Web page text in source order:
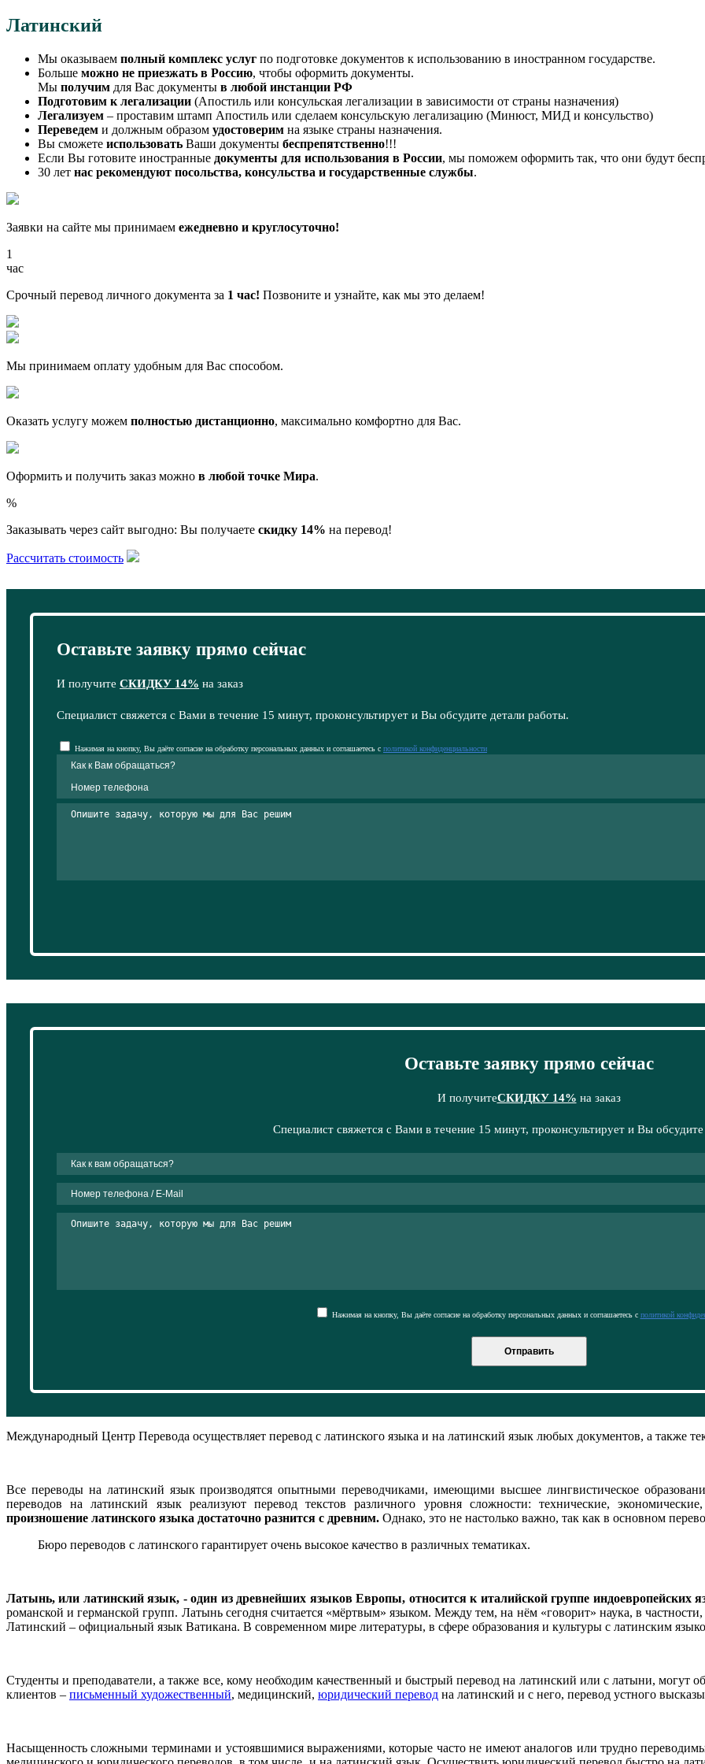
Латинский
Мы оказываем полный комплекс услуг по подготовке документов к использованию в иностранном государстве.
Больше можно не приезжать в Россию, чтобы оформить документы.
Мы получим для Вас документы в любой инстанции РФ
Подготовим к легализации (Апостиль или консульская легализации в зависимости от страны назначения)
Легализуем – проставим штамп Апостиль или сделаем консульскую легализацию (Минюст, МИД и консульство)
Переведем и должным образом удостоверим на языке страны назначения.
Вы сможете использовать Ваши документы беспрепятственно!!!
Если Вы готовите иностранные документы для использования в России, мы поможем оформить так, что они будут
30 лет нас рекомендуют посольства, консульства и государственные службы.
Заявки на сайте мы принимаем ежедневно и круглосуточно!
1
час
Срочный перевод личного документа за 1 час! Позвоните и узнайте, как мы это делаем!
Мы принимаем оплату удобным для Вас способом.
Оказать услугу можем полностью дистанционно, максимально комфортно для Вас.
Оформить и получить заказ можно в любой точке Мира.
%
Заказывать через сайт выгодно: Вы получаете скидку 14% на перевод!
Рассчитать стоимость
Оставьте заявку прямо сейчас
И получите СКИДКУ 14% на заказ
Специалист свяжется с Вами в течение 15 минут, проконсультирует и Вы обсудите детали работы.
Нажимая на кнопку, Вы даёте согласие на обработку персональных данных и соглашаетесь с политикой конфиденциальности
Оставьте заявку прямо сейчас
И получитеСКИДКУ 14% на заказ
Специалист свяжется с Вами в течение 15 минут, проконсультирует и Вы
Нажимая на кнопку, Вы даёте согласие на обработку персональных данных и соглашаетесь с политикой
Отправить
Международный Центр Перевода осуществляет перевод с латинского языка и на латинский язык любых документов, а также
Все переводы на латинский язык производятся опытными переводчиками, имеющими высшее лингвистическое
переводов на латинский язык реализуют перевод текстов различного уровня сложности: технические,
произношение латинского языка достаточно разнится с древним. Однако, это не настолько важно, так как в основном
Бюро переводов с латинского гарантирует очень высокое качество в различных тематиках.
Латынь, или латинский язык, - один из древнейших языков Европы, относится к италийской группе индоевропейских
романской и германской групп. Латынь сегодня считается «мёртвым» языком. Между тем, на нём «говорит» наука, в
Латинский – официальный язык Ватикана. В современном мире литературы, в сфере образования и культуры с латинским
Студенты и преподаватели, а также все, кому необходим качественный и быстрый перевод на латинский или с латыни,
клиентов – письменный художественный, медицинский, юридический перевод на латинский и с него, перевод устного
Насыщенность сложными терминами и устоявшимися выражениями, которые часто не имеют аналогов или трудно